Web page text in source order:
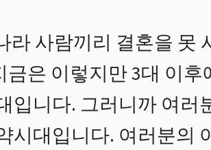
사람끼리 결혼을 못
은 이렇지만 3대 이
입니다. 그러니까 여러
시대입니다. 여러분의